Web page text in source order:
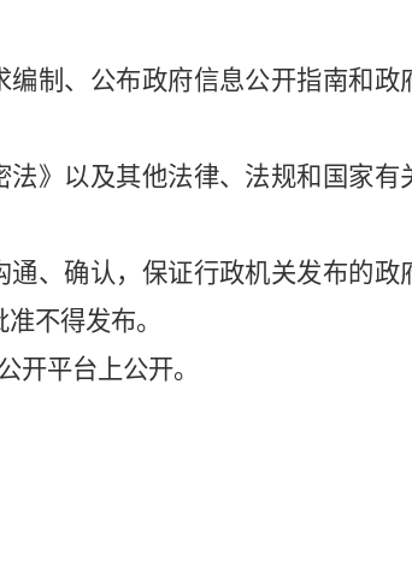
制、公布政府信息公开指南和政
》以及其他法律、法规和国家有
、确认，保证行政机关发布的政
不得发布。
开平台上公开。